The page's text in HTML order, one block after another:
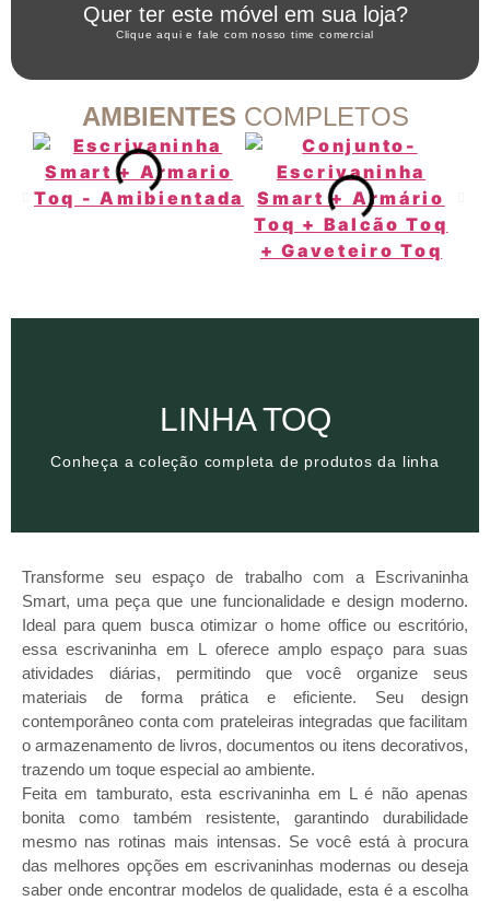
Quer ter este móvel em sua loja?
Clique aqui e fale com nosso time comercial
WHATSAPP ARTANY
AMBIENTES COMPLETOS
LINHA TOQ
Conheça a coleção completa de produtos da linha
LINHA TOQ
Conheça a coleção completa de produtos da linha
Transforme seu espaço de trabalho com a Escrivaninha
Smart, uma peça que une funcionalidade e design moderno.
Ideal para quem busca otimizar o home office ou escritório,
essa escrivaninha em L oferece amplo espaço para suas
atividades diárias, permitindo que você organize seus
materiais de forma prática e eficiente. Seu design
contemporâneo conta com prateleiras integradas que facilitam
o armazenamento de livros, documentos ou itens decorativos,
trazendo um toque especial ao ambiente.
Feita em tamburato, esta escrivaninha em L é não apenas
bonita como também resistente, garantindo durabilidade
mesmo nas rotinas mais intensas. Se você está à procura
das melhores opções em escrivaninhas modernas ou deseja
saber onde encontrar modelos de qualidade, esta é a escolha